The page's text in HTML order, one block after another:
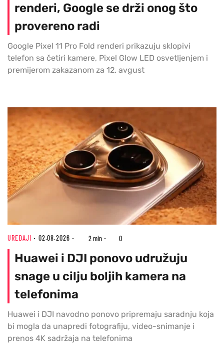
renderi, Google se drži onog što
provereno radi
Google Pixel 11 Pro Fold renderi prikazuju sklopivi
telefon sa četiri kamere, Pixel Glow LED osvetljenjem i
premijerom zakazanom za 12. avgust
UREĐAJI 02.08.2026 2 min 0
Huawei i DJI ponovo udružuju
snage u cilju boljih kamera na
telefonima
Huawei i DJI navodno ponovo pripremaju saradnju koja
bi mogla da unapredi fotografiju, video-snimanje i
prenos 4K sadržaja na telefonima